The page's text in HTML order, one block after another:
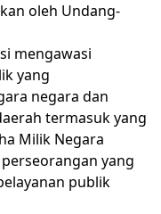
oleh Undang-
mengawasi
yang
negara dan
termasuk yang
Milik Negara
yang
publik